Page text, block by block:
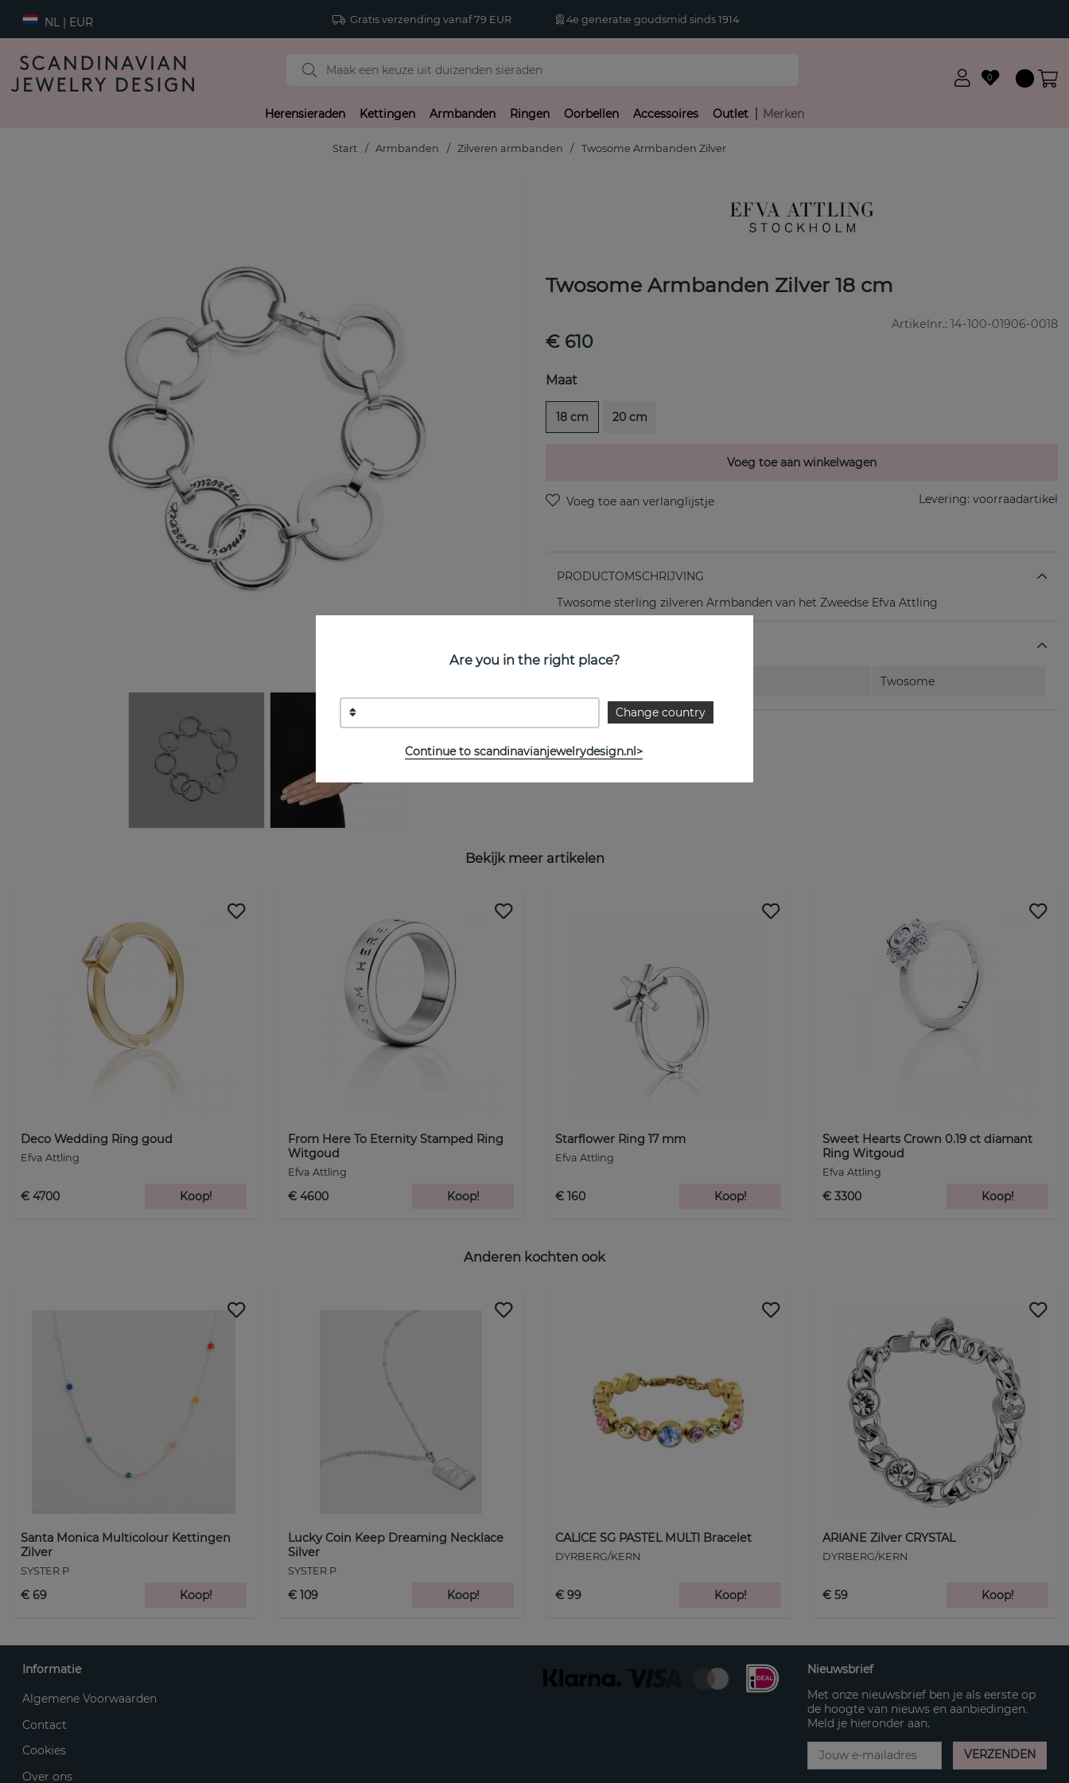
NL | EUR Gratis verzending vanaf 79 EUR 4e generatie goudsmid sinds 1914
0
Herensieraden Kettingen Armbanden Ringen Oorbellen Accessoires Outlet Merken
Start Armbanden Zilveren armbanden Twosome Armbanden Zilver
Twosome Armbanden Zilver 18 cm
Artikelnr.: 14-100-01906-0018
€ 610
Maat
18 cm 20 cm
Voeg toe aan winkelwagen
Levering: voorraadartikel
PRODUCTOMSCHRIJVING
Twosome sterling zilveren Armbanden van het Zweedse Efva Attling
Twosome
Bekijk meer artikelen
Deco Wedding Ring goud
Efva Attling
€ 4700 Koop!
From Here To Eternity Stamped Ring
Witgoud
Efva Attling
€ 4600 Koop!
Starflower Ring 17 mm
Efva Attling
€ 160 Koop!
Sweet Hearts Crown 0.19 ct diamant
Ring Witgoud
Efva Attling
€ 3300 Koop!
Anderen kochten ook
Santa Monica Multicolour Kettingen
Zilver
SYSTER P
€ 69 Koop!
Lucky Coin Keep Dreaming Necklace
Silver
SYSTER P
€ 109 Koop!
CALICE SG PASTEL MULTI Bracelet
DYRBERG/KERN
€ 99 Koop!
ARIANE Zilver CRYSTAL
DYRBERG/KERN
€ 59 Koop!
Are you in the right place?
Change country
Continue to scandinavianjewelrydesign.nl>
Informatie
Algemene Voorwaarden
Contact
Cookies
Over ons
Nieuwsbrief
Met onze nieuwsbrief ben je als eerste op
de hoogte van nieuws en aanbiedingen.
Meld je hieronder aan.
VERZENDEN